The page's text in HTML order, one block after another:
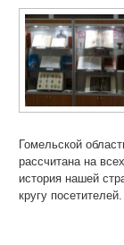
Гомельской
рассчитана на
история нашей
кругу посетителей.